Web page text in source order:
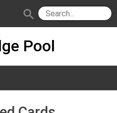
IPG
search
Pool